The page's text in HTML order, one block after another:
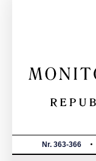
Nr. 363-366